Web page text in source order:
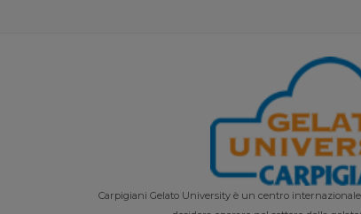
Carpigiani Gelato University è un centro